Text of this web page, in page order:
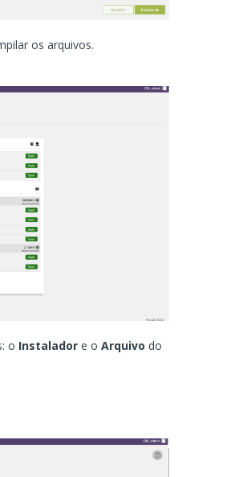
os arquivos.
o Instalador e oArquivo do